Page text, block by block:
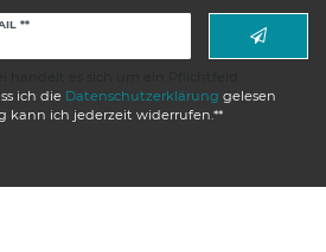
**
ich die Daten­schutz­erklärung gelesen
kann ich jederzeit widerrufen.**